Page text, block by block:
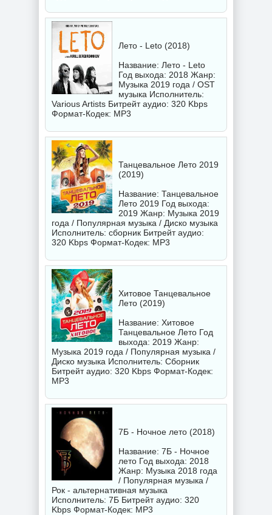
Лето - Leto (2018)
Название: Лето - Leto
Год выхода: 2018 Жанр:
Музыка 2019 года / OST
музыка Исполнитель:
Various Artists Битрейт аудио: 320 Kbps
Формат-Кодек: MP3
Танцевальное Лето 2019
(2019)
Название: Танцевальное
Лето 2019 Год выхода:
2019 Жанр: Музыка 2019
года / Популярная музыка / Диско музыка
Исполнитель: сборник Битрейт аудио:
320 Kbps Формат-Кодек: MP3
Хитовое Танцевальное
Лето (2019)
Название: Хитовое
Танцевальное Лето Год
выхода: 2019 Жанр:
Музыка 2019 года / Популярная музыка /
Диско музыка Исполнитель: Сборник
Битрейт аудио: 320 Kbps Формат-Кодек:
MP3
7Б - Ночное лето (2018)
Название: 7Б - Ночное
лето Год выхода: 2018
Жанр: Музыка 2018 года
/ Популярная музыка /
Рок - альтернативная музыка
Исполнитель: 7Б Битрейт аудио: 320
Kbps Формат-Кодек: MP3